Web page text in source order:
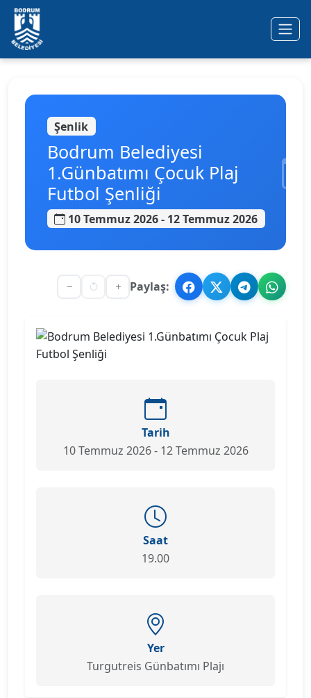
Ana içeriğe geç
Şenlik
Bodrum Belediyesi
1.Günbatımı Çocuk Plaj
Futbol Şenliği
10 Temmuz 2026 - 12 Temmuz 2026
Paylaş:
Tarih
10 Temmuz 2026 - 12 Temmuz 2026
Saat
19.00
Yer
Turgutreis Günbatımı Plajı